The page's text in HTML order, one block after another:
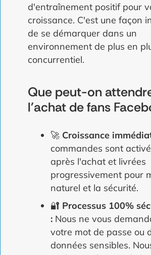
d'entraînement positif pour
croissance. C'est une façon
de se démarquer dans un
environnement de plus en
concurrentiel.
Que peut-on
l'achat de fans
🚀 Croissance
commandes sont
après l'achat et livrées
progressivement pour
naturel et la sécurité.
🔐 Processus 100%
: Nous ne vous
votre mot de passe ou
données sensibles.